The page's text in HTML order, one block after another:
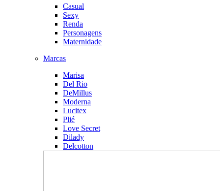
Casual
Sexy
Renda
Personagens
Maternidade
Marcas
Marisa
Del Rio
DeMillus
Moderna
Lucitex
Plié
Love Secret
Dilady
Delcotton